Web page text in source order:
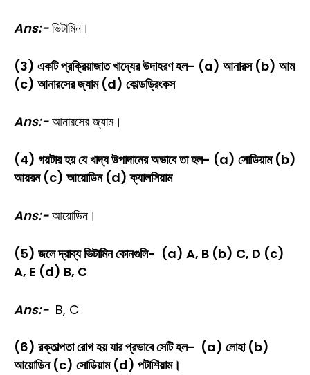
Ans:-ভিটামিন।
(3) একটি প্রক্রিয়াজাত খাদ্যের উদাহরণ হল- (a) আনারস (b) আম
(c) আনারসের জ্যাম (d) কোল্ডড্রিংকস
Ans:-আনারসের জ্যাম।
(4) গয়টার হয় যে খাদ্য উপাদানের অভাবে তা হল- (a) সোডিয়াম (b)
আয়রন (c) আয়োডিন (d) ক্যালসিয়াম
Ans:-আয়োডিন।
(5) জলে দ্রাব্য ভিটামিন কোনগুলি- (a) A, B (b) C, D (c)
A, E (d) B, C
Ans:-B, C
(6) রক্তাল্পতা রোগ হয় যার প্রভাবে সেটি হল- (a) লোহা (b)
আয়োডিন (c) সোডিয়াম (d) পটাশিয়াম।